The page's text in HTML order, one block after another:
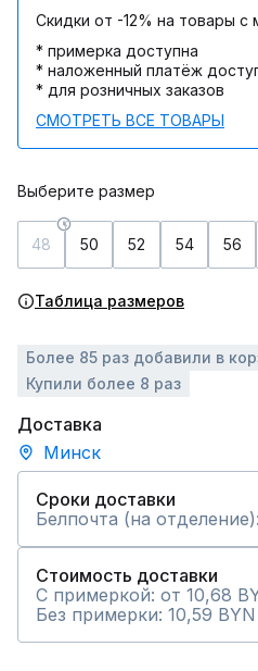
Скидки от -12% на товары
* примерка доступна
* наложенный платёж
* для розничных заказов
СМОТРЕТЬ ВСЕ ТОВАРЫ
Выберите размер
48 50 52 54 56
Таблица размеров
Более 85 раз добавили в
Купили более 8 раз
Доставка
Минск
Сроки доставки
Белпочта (на
Стоимость доставки
С примеркой: от 10,68
Без примерки: 10,59 BYN